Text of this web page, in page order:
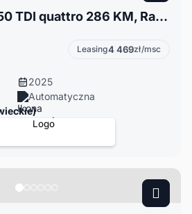
Audi A8 D5 3.0 50 TDI quattro 286 KM, Rabat 134 925 zł
Leasing4 469zł/msc
2025
Automatyczna